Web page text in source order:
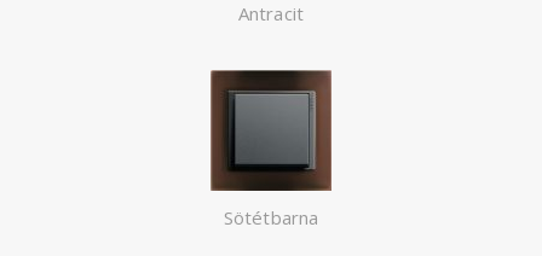
Antracit
Sötétbarna